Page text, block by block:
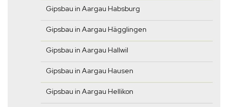
Gipsbau in Aargau Habsburg
Gipsbau in Aargau Hägglingen
Gipsbau in Aargau Hallwil
Gipsbau in Aargau Hausen
Gipsbau in Aargau Hellikon